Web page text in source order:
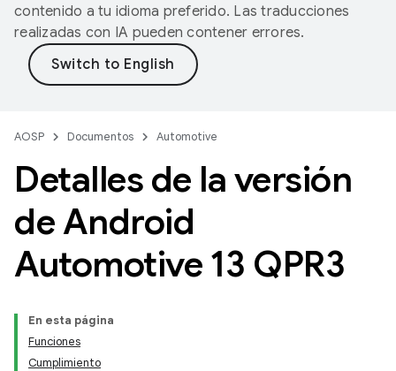
contenido a tu idioma preferido. Las traducciones
realizadas con IA pueden contener errores.
AOSP Documentos Automotive
Detalles de la versión
de Android
Automotive 13 QPR3
En esta página
Funciones
Cumplimiento